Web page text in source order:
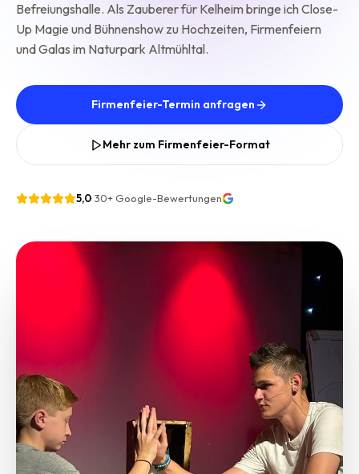
Befreiungshalle. Als Zauberer für Kelheim bringe ich Close-
Up Magie und Bühnenshow zu Hochzeiten, Firmenfeiern
und Galas im Naturpark Altmühltal.
Firmenfeier-Termin anfragen
Mehr zum Firmenfeier-Format
5,0·30+Google-Bewertungen